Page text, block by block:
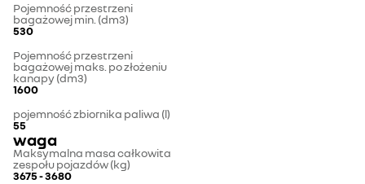
Pojemność przestrzeni
bagażowej min. (dm3)
530
Pojemność przestrzeni
bagażowej maks. po złożeniu
kanapy (dm3)
1600
pojemność zbiornika paliwa (l)
55
waga
Maksymalna masa całkowita
zespołu pojazdów (kg)
3675 - 3680